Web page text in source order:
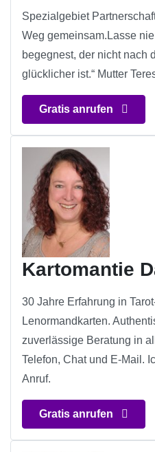
Spezialgebiet
Weg gemeinsam.Lasse
begegnest, der nicht nach
glücklicher ist.“ Mutter
Gratis anrufen
Kartomantie
30 Jahre Erfahrung in
Lenormandkarten.
zuverlässige Beratung in
Telefon, Chat und E-Mail.
Anruf.
Gratis anrufen